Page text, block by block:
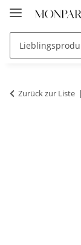
Zurück zur Liste